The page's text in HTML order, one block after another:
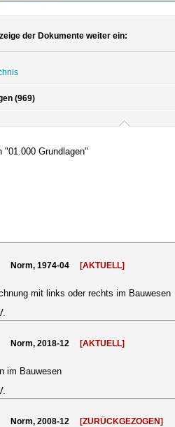
der Dokumente weiter ein:
(969)
"01.000 Grundlagen"
Norm, 1974-04 [AKTUELL]
mit links oder rechts im Bauwesen
Norm, 2018-12 [AKTUELL]
im Bauwesen
Norm, 2008-12 [ZURÜCKGEZOGEN]